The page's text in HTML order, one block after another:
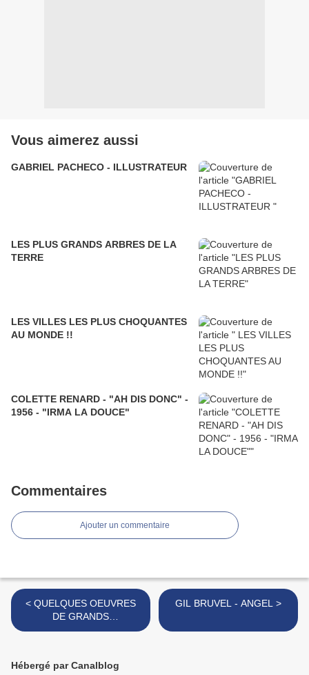
Vous aimerez aussi
GABRIEL PACHECO - ILLUSTRATEUR
LES PLUS GRANDS ARBRES DE LA
TERRE
LES VILLES LES PLUS CHOQUANTES
AU MONDE !!
COLETTE RENARD - "AH DIS DONC" -
1956 - "IRMA LA DOUCE"
Commentaires
Ajouter un commentaire
< QUELQUES OEUVRES
DE GRANDS
SCULPTEURS!!
GIL BRUVEL - ANGEL >
Hébergé par Canalblog